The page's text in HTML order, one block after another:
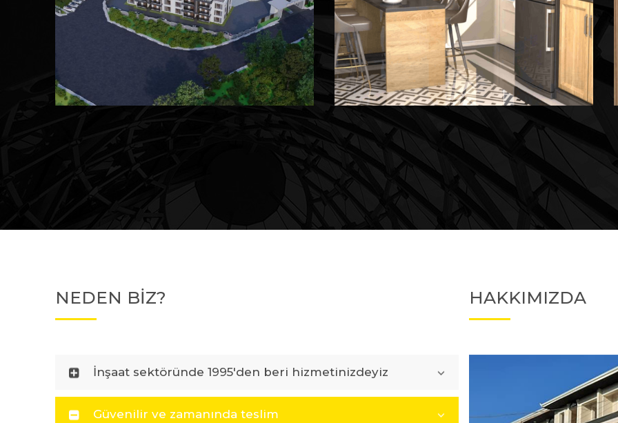
MK Sare Evleri Devam Eden Proje 2
Devam Eden
NEDEN BİZ?
İnşaat sektöründe 1995'den beri hizmetinizdeyiz
Güvenilir ve zamanında teslim
HAKKIMIZDA